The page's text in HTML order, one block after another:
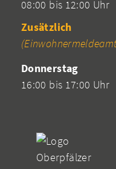
08:00 bis 12:00 Uhr
Zusätzlich
Donnerstag
16:00 bis 17:00 Uhr